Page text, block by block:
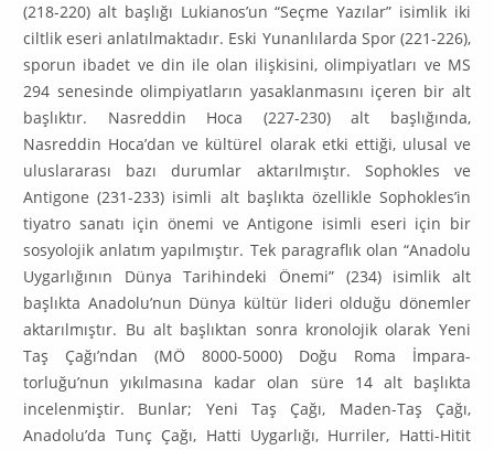
(218-220) alt başlığı Lukianos’un “Seçme Yazılar” isimlik iki
ciltlik eseri anlatılmaktadır. Eski Yunanlılarda Spor (221-226),
sporun ibadet ve din ile olan ilişkisini, olimpi­yatları ve MS
294 senesinde olimpiyatların yasaklanmasını içeren bir alt
başlıktır. Nasreddin Hoca (227-230) alt başlığında,
Nasreddin Hoca’dan ve kültürel olarak etki ettiği, ulusal ve
uluslararası bazı durum­lar aktarılmıştır. Sophokles ve
Antigone (231-233) isimli alt başlıkta özellikle Sophokles’in
tiyatro sanatı için önemi ve Antigone isimli eseri için bir
sosyolojik anlatım yapılmıştır. Tek paragraflık olan “Anadolu
Uygarlığının Dünya Tarihindeki Önemi” (234) isimlik alt
başlıkta Anadolu’nun Dünya kültür lideri olduğu dönemler
aktarılmıştır. Bu alt başlıktan sonra kronolojik olarak Yeni
Taş Çağı’ndan (MÖ 8000-5000) Doğu Roma İmpara­
torluğu’nun yıkılmasına kadar olan süre 14 alt başlıkta
incelenmiştir. Bunlar; Yeni Taş Çağı, Maden-Taş Çağı,
Anadolu’da Tunç Çağı, Hatti Uygarlığı, Hurriler, Hatti-Hitit